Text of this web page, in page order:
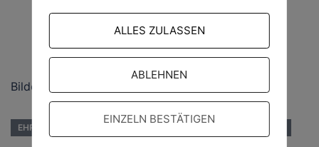
Bilder: P. Franz OV Lübben
EHRENAMT
ALLES ZULASSEN
ABLEHNEN
EINZELN BESTÄTIGEN